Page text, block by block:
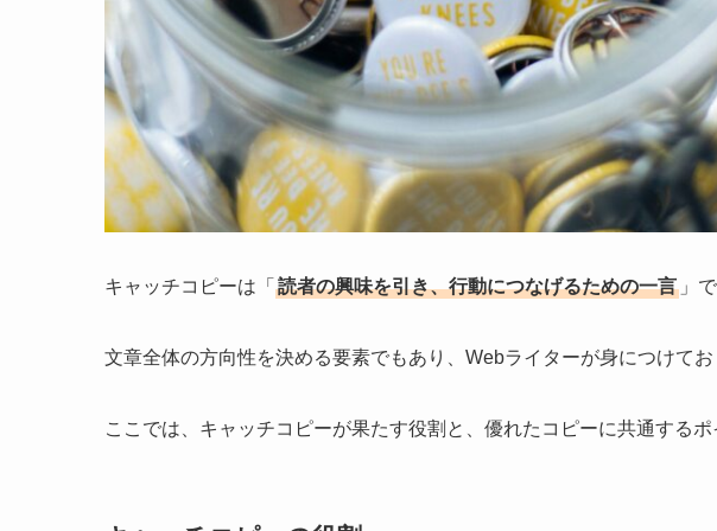
キャッチコピーは「 読者の興味を引き、行動につなげるための一言 」
文章全体の方向性を決める要素でもあり、Webライターが身につけてお
ここでは、キャッチコピーが果たす役割と、優れたコピーに共通するポ